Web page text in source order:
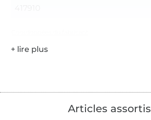
Articles assortis